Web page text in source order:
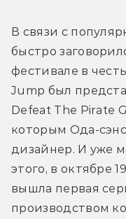
В связи с
быстро
фестивале в
Jump был
Defeat The Pirate
которым Ода-
дизайнер. И уже
этого, в октябре
вышла первая
производством